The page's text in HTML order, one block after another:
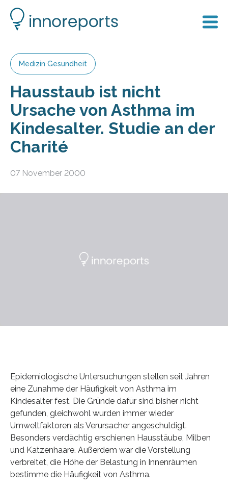
Medizin Gesundheit
Hausstaub ist nicht
Ursache von Asthma im
Kindesalter. Studie an der
Charité
07 November 2000
Epidemiologische Untersuchungen stellen seit Jahren
eine Zunahme der Häufigkeit von Asthma im
Kindesalter fest. Die Gründe dafür sind bisher nicht
gefunden, gleichwohl wurden immer wieder
Umweltfaktoren als Verursacher angeschuldigt.
Besonders verdächtig erschienen Hausstäube, Milben
und Katzenhaare. Außerdem war die Vorstellung
verbreitet, die Höhe der Belastung in Innenräumen
bestimme die Häufigkeit von Asthma.